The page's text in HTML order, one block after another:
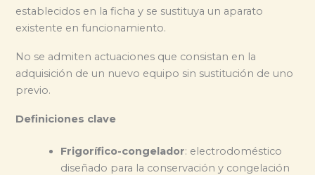
establecidos en la ficha y se sustituya un aparato
existente en funcionamiento.
No se admiten actuaciones que consistan en la
adquisición de un nuevo equipo sin sustitución de uno
previo.
Definiciones clave
Frigorífico-congelador: electrodoméstico
diseñado para la conservación y congelación